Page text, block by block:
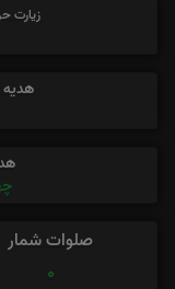
زیارت
صلوات شمار
0